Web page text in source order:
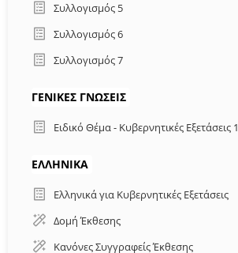
Συλλογισμός 5
Συλλογισμός 6
Συλλογισμός 7
ΓΕΝΙΚΈΣ ΓΝΏΣΕΙΣ
Ειδικό Θέμα - Κυβερνητικές Εξετάσεις 1
ΕΛΛΗΝΙΚΑ
Ελληνικά για Κυβερνητικές Εξετάσεις
Δομή Έκθεσης
Κανόνες Συγγραφείς Έκθεσης